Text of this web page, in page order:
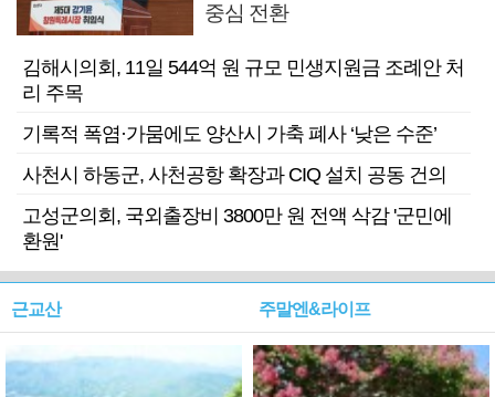
중심 전환
김해시의회, 11일 544억 원 규모 민생지원금 조례안 처
리 주목
기록적 폭염·가뭄에도 양산시 가축 폐사 ‘낮은 수준’
사천시 하동군, 사천공항 확장과 CIQ 설치 공동 건의
고성군의회, 국외출장비 3800만 원 전액 삭감 '군민에
환원'
근교산 주말엔&라이프